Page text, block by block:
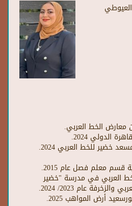
الخط العربي.
الدولي 2024.
للخط العربي 2024.
قسم معلم فصل عام 2015.
العربي في مدرسة "خضير
عام 2023/ 2024.
أرض المواهب 2025.